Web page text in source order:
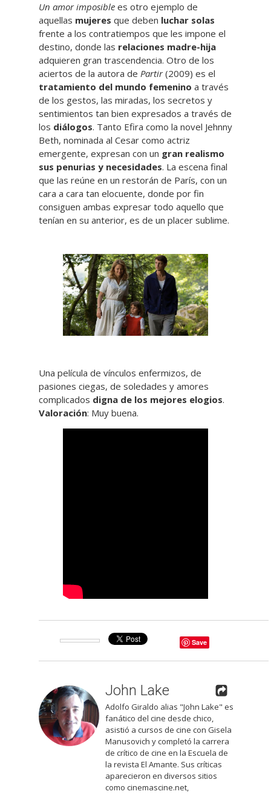
Un amor imposible es otro ejemplo de
aquellas mujeres que deben luchar solas
frente a los contratiempos que les impone el
destino, donde las relaciones madre-hija
adquieren gran trascendencia. Otro de los
aciertos de la autora de Partir(2009) es el
tratamiento del mundo femenino a través
de los gestos, las miradas, los secretos y
sentimientos tan bien expresados a través de
los diálogos. Tanto Efira como la novel Jehnny
Beth, nominada al Cesar como actriz
emergente, expresan con un gran realismo
sus penurias y necesidades. La escena final
que las reúne en un restorán de París, con un
cara a cara tan elocuente, donde por fin
consiguen ambas expresar todo aquello que
tenían en su anterior, es de un placer sublime.
Una película de vínculos enfermizos, de
pasiones ciegas, de soledades y amores
complicados digna de los mejores elogios.
Valoración: Muy buena.
Save
John Lake
Adolfo Giraldo alias "John Lake" es
fanático del cine desde chico,
asistió a cursos de cine con Gisela
Manusovich y completó la carrera
de crítico de cine en la Escuela de
la revista El Amante. Sus críticas
aparecieron en diversos sitios
como cinemascine.net,